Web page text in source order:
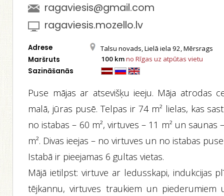
ragaviesis@gmail.com
ragaviesis.mozello.lv
Adrese Talsu novads, Lielā iela 92, Mērsrags
Maršruts 100 kmno Rīgas uz atpūtas vietu
Sazināšanās
Puse mājas ar atsevišķu ieeju. Māja atrodas
malā, jūras pusē. Telpas ir 74 m² lielas, kas
no istabas – 60 m², virtuves – 11 m² un saunas
m². Divas ieejas – no virtuves un no istabas
Istabā ir pieejamas 6 gultas vietas.
Mājā ietilpst: virtuve ar ledusskapi, indukcijas
tējkannu, virtuves traukiem un piederumiem